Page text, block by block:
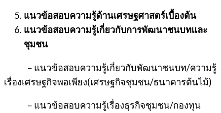
แนวข้อสอบความรู้ด้านเศรษฐศาสตร์เบื้องต้น
แนวข้อสอบความรู้เกี่ยวกับการพัฒนาชนบทและ
ชุมชน
– แนวข้อสอบความรู้เกี่ยวกับพัฒนาชนบท/ความรู้
เรื่องเศรษฐกิจพอเพียง(เศรษฐกิจชุมชน/ธนาคารต้นไม้)
– แนวข้อสอบความรู้เรื่องธุรกิจชุมชน/กองทุน